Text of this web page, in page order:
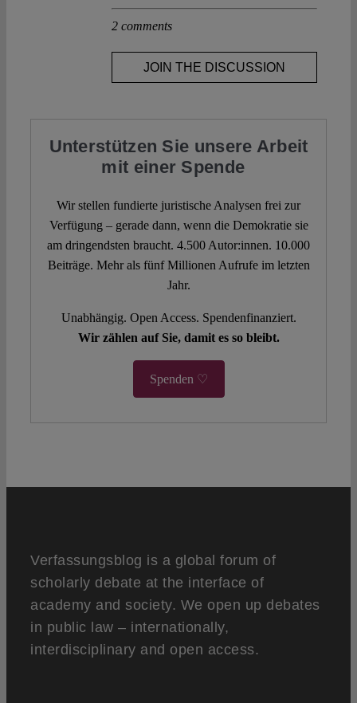
2 comments
JOIN THE DISCUSSION
Unterstützen Sie unsere Arbeit
mit einer Spende
Wir stellen fundierte juristische Analysen frei zur
Verfügung – gerade dann, wenn die Demokratie sie
am dringendsten braucht. 4.500 Autor:innen. 10.000
Beiträge. Mehr als fünf Millionen Aufrufe im letzten
Jahr.
Unabhängig. Open Access. Spendenfinanziert.
Wir zählen auf Sie, damit es so bleibt.
Spenden ♡
Verfassungsblog is a global forum of
scholarly debate at the interface of
academy and society. We open up debates
in public law – internationally,
interdisciplinary and open access.